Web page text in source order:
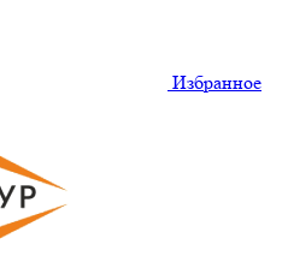
Избранное